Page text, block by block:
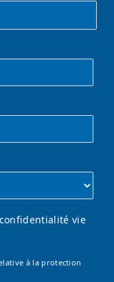
vie
à la protection